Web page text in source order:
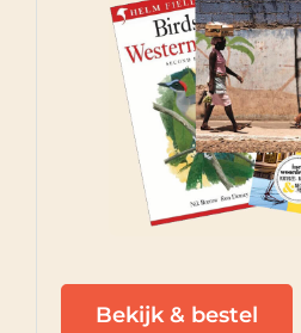
Bekijk & bestel